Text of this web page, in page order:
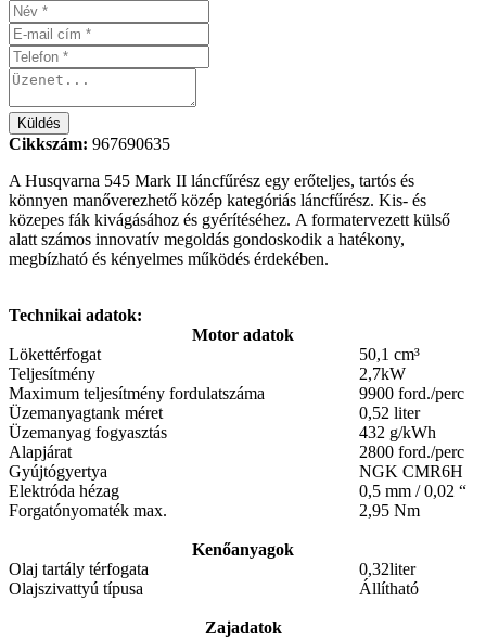
Cikkszám: 967690635
A Husqvarna 545 Mark II láncfűrész egy erőteljes, tartós és
könnyen manőverezhető közép kategóriás láncfűrész. Kis- és
közepes fák kivágásához és gyérítéséhez. A formatervezett külső
alatt számos innovatív megoldás gondoskodik a hatékony,
megbízható és kényelmes működés érdekében.
Technikai adatok:
Motor adatok
Lökettérfogat
50,1 cm³
Teljesítmény
2,7kW
Maximum teljesítmény fordulatszáma
9900 ford./perc
Üzemanyagtank méret
0,52 liter
Üzemanyag fogyasztás
432 g/kWh
Alapjárat
2800 ford./perc
Gyújtógyertya
NGK CMR6H
Elektróda hézag
0,5 mm / 0,02 “
Forgatónyomaték max.
2,95 Nm
Kenőanyagok
Olaj tartály térfogata
0,32liter
Olajszivattyú típusa
Állítható
Zajadatok